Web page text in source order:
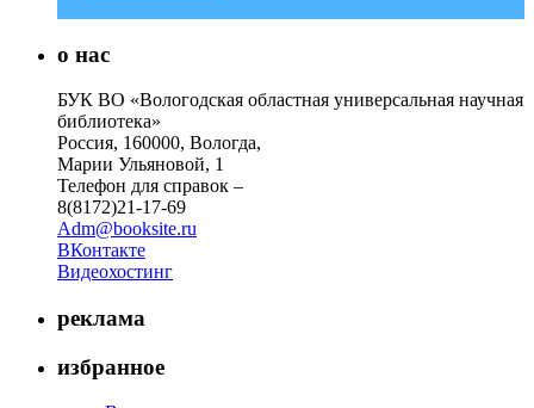
о нас
БУК ВО «Вологодская областная универсальная научная
библиотека»
Россия, 160000, Вологда,
Марии Ульяновой, 1
Телефон для справок –
8(8172)21-17-69
Adm@booksite.ru
ВКонтакте
Видеохостинг
реклама
избранное